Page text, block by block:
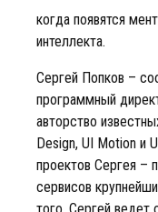
когда появятся
интеллекта.
Сергей Попков –
программный
авторство
Design, UI Motion и
проектов Сергея –
сервисов